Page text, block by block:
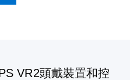
VR2頭戴裝置和控